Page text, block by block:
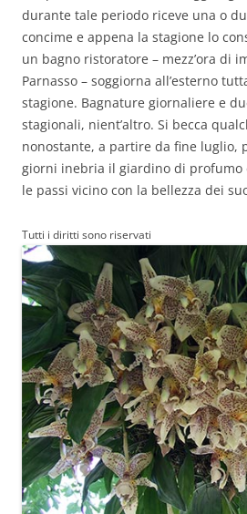
durante tale periodo riceve una o
concime e appena la stagione lo
un bagno ristoratore – mezz’ora di
Parnasso – soggiorna all’esterno
stagione. Bagnature giornaliere e
stagionali, nient’altro. Si becca
nonostante, a partire da fine luglio,
giorni inebria il giardino di profumo
le passi vicino con la bellezza dei
Tutti i diritti sono riservati